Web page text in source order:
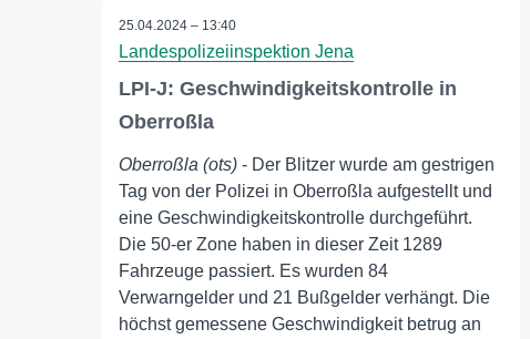
25.04.2024 – 13:40
Landespolizeiinspektion Jena
LPI-J: Geschwindigkeitskontrolle in
Oberroßla
Oberroßla (ots) - Der Blitzer wurde am gestrigen
Tag von der Polizei in Oberroßla aufgestellt und
eine Geschwindigkeitskontrolle durchgeführt.
Die 50-er Zone haben in dieser Zeit 1289
Fahrzeuge passiert. Es wurden 84
Verwarngelder und 21 Bußgelder verhängt. Die
höchst gemessene Geschwindigkeit betrug an